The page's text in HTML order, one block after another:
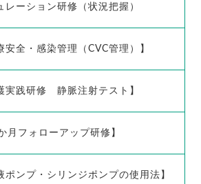
レーション研修（状況把握）
安全・感染管理（CVC管理）】
実践研修 静脈注射テスト】
月フォローアップ研修】
ポンプ・シリンジポンプの使用法】